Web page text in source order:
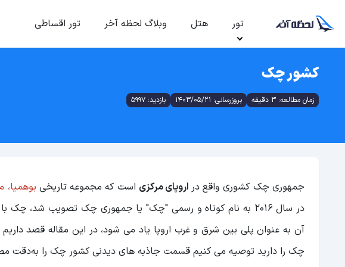
تور هتل وبلاگ لحظه آخر تور اقساطی
کشور چک
زمان مطالعه: 3 دقیقه بروزرسانی: 1403/05/21 بازدید: 5997
جمهوری چک کشوری واقع در اروپای مرکزی است که مجموعه تاریخی بوهمیا،
در سال 2016 به نام کوتاه و رسمی "چک" یا جمهوری چک تصویب شد،
آن به عنوان پلی بین شرق و غرب اروپا یاد می شود، در این مقاله قصد
چک را دارید توصیه می کنیم قسمت جاذبه های دیدنی کشور چک را به‌دقت